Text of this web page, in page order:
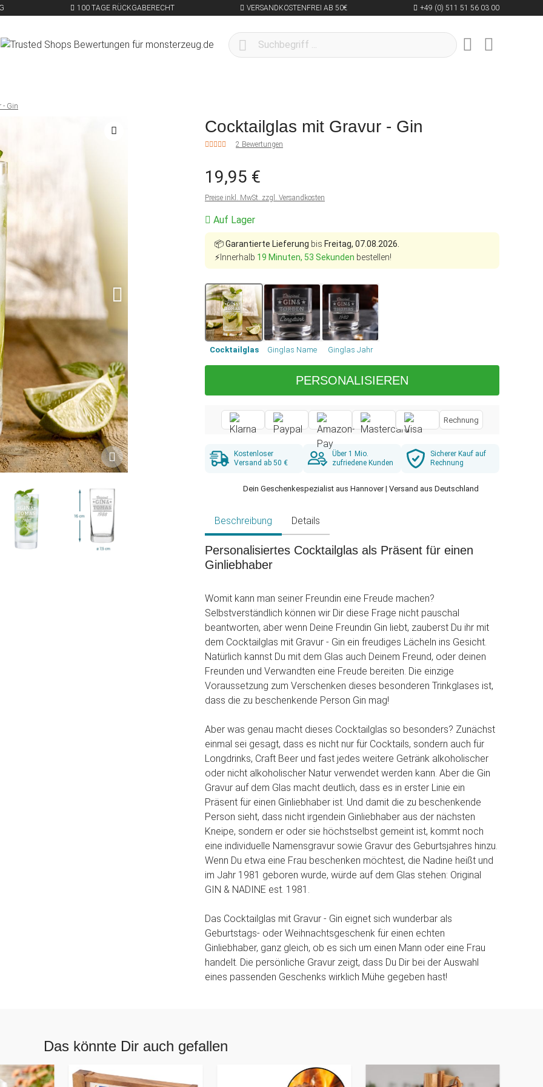
100 TAGE RÜCKGABERECHT VERSANDKOSTENFREI AB 50€ +49 (0) 511 51 56 03 00
- Gin
Cocktailglas mit Gravur - Gin
2 Bewertungen
19,95 €
Preise inkl. MwSt. zzgl. Versandkosten
Auf Lager
📦Garantierte Lieferung bis Freitag, 07.08.2026.
⚡Innerhalb 19 Minuten, 52 Sekunden bestellen!
Cocktailglas Ginglas Name Ginglas Jahr
PERSONALISIEREN
Rechnung
Kostenloser
Versand ab 50 €
Über 1 Mio.
zufriedene Kunden
Sicherer Kauf auf
Rechnung
Dein Geschenkespezialist aus Hannover | Versand aus Deutschland
Beschreibung Details
Personalisiertes Cocktailglas als Präsent für einen
Ginliebhaber
Womit kann man seiner Freundin eine Freude machen?
Selbstverständlich können wir Dir diese Frage nicht pauschal
beantworten, aber wenn Deine Freundin Gin liebt, zauberst Du ihr mit
dem Cocktailglas mit Gravur - Gin ein freudiges Lächeln ins Gesicht.
Natürlich kannst Du mit dem Glas auch Deinem Freund, oder deinen
Freunden und Verwandten eine Freude bereiten. Die einzige
Voraussetzung zum Verschenken dieses besonderen Trinkglases ist,
dass die zu beschenkende Person Gin mag!
Aber was genau macht dieses Cocktailglas so besonders? Zunächst
einmal sei gesagt, dass es nicht nur für Cocktails, sondern auch für
Longdrinks, Craft Beer und fast jedes weitere Getränk alkoholischer
oder nicht alkoholischer Natur verwendet werden kann. Aber die Gin
Gravur auf dem Glas macht deutlich, dass es in erster Linie ein
Präsent für einen Ginliebhaber ist. Und damit die zu beschenkende
Person sieht, dass nicht irgendein Ginliebhaber aus der nächsten
Kneipe, sondern er oder sie höchstselbst gemeint ist, kommt noch
eine individuelle Namensgravur sowie Gravur des Geburtsjahres hinzu.
Wenn Du etwa eine Frau beschenken möchtest, die Nadine heißt und
im Jahr 1981 geboren wurde, würde auf dem Glas stehen: Original
GIN & NADINE est. 1981.
Das Cocktailglas mit Gravur - Gin eignet sich wunderbar als
Geburtstags- oder Weihnachtsgeschenk für einen echten
Ginliebhaber, ganz gleich, ob es sich um einen Mann oder eine Frau
handelt. Die persönliche Gravur zeigt, dass Du Dir bei der Auswahl
eines passenden Geschenks wirklich Mühe gegeben hast!
Das könnte Dir auch gefallen